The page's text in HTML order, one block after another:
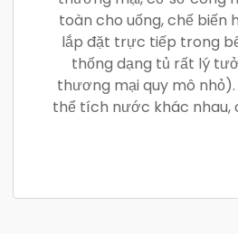
toàn cho uống, chế biến
lắp đặt trực tiếp trong
thống dạng tủ rất lý
thương mại quy mô
thể tích nước khác nhau,